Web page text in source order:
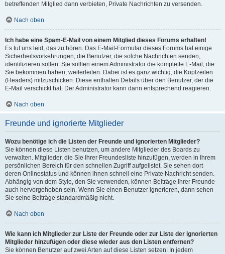
betreffenden Mitglied dann verbieten, Private Nachrichten zu versenden.
Nach oben
Ich habe eine Spam-E-Mail von einem Mitglied dieses Forums erhalten!
Es tut uns leid, das zu hören. Das E-Mail-Formular dieses Forums hat einige
Sicherheitsvorkehrungen, die Benutzer, die solche Nachrichten senden,
identifizieren sollen. Sie sollten einem Administrator die komplette E-Mail, die
Sie bekommen haben, weiterleiten. Dabei ist es ganz wichtig, die Kopfzeilen
(Headers) mitzuschicken. Diese enthalten Details über den Benutzer, der die
E-Mail verschickt hat. Der Administrator kann dann entsprechend reagieren.
Nach oben
Freunde und ignorierte Mitglieder
Wozu benötige ich die Listen der Freunde und ignorierten Mitglieder?
Sie können diese Listen benutzen, um andere Mitglieder des Boards zu
verwalten. Mitglieder, die Sie Ihrer Freundesliste hinzufügen, werden in Ihrem
persönlichen Bereich für den schnellen Zugriff aufgelistet. Sie sehen dort
deren Onlinestatus und können ihnen schnell eine Private Nachricht senden.
Abhängig von dem Style, den Sie verwenden, können Beiträge Ihrer Freunde
auch hervorgehoben sein. Wenn Sie einen Benutzer ignorieren, dann sehen
Sie seine Beiträge standardmäßig nicht.
Nach oben
Wie kann ich Mitglieder zur Liste der Freunde oder zur Liste der ignorierten
Mitglieder hinzufügen oder diese wieder aus den Listen entfernen?
Sie können Benutzer auf zwei Arten auf diese Listen setzen: In jedem